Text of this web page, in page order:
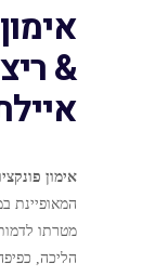
&
אימון
המאופיינת
מטרתו
הליכה,